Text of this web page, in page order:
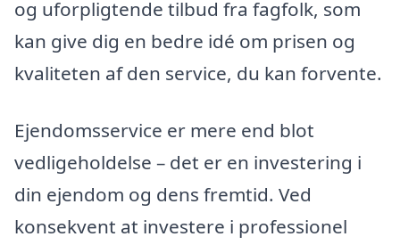
og uforpligtende tilbud fra fagfolk, som
kan give dig en bedre idé om prisen og
kvaliteten af den service, du kan forvente.
Ejendomsservice er mere end blot
vedligeholdelse – det er en investering i
din ejendom og dens fremtid. Ved
konsekvent at investere i professionel